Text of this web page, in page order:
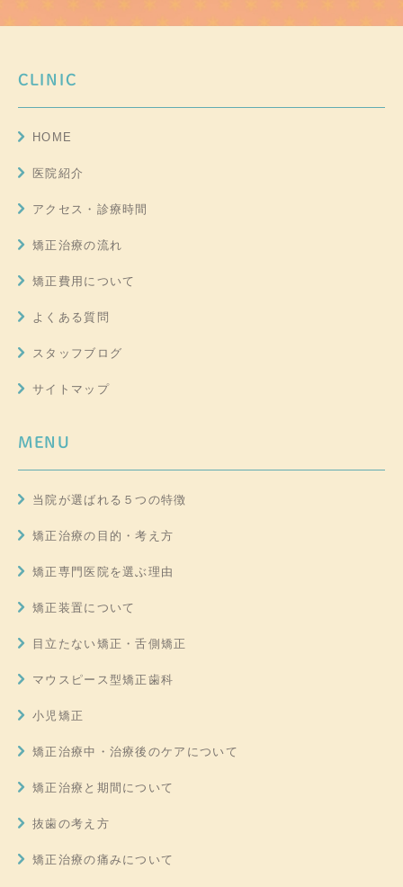
CLINIC
HOME
医院紹介
アクセス・診療時間
矯正治療の流れ
矯正費用について
よくある質問
スタッフブログ
サイトマップ
MENU
当院が選ばれる５つの特徴
矯正治療の目的・考え方
矯正専門医院を選ぶ理由
矯正装置について
目立たない矯正・舌側矯正
マウスピース型矯正歯科
小児矯正
矯正治療中・治療後のケアについて
矯正治療と期間について
抜歯の考え方
矯正治療の痛みについて